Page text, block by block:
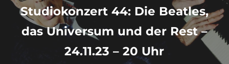
Studiokonzert 44: Die Beatles,
das Universum und der Rest –
24.11.23 – 20 Uhr